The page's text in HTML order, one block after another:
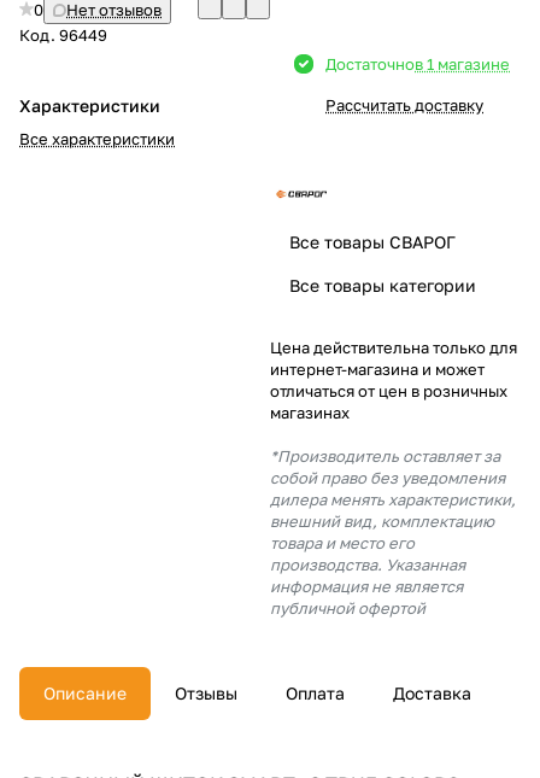
0
Нет отзывов
Код. 96449
Характеристики
Все характеристики
Достаточнов 1 магазине
Рассчитать доставку
Все товары СВАРОГ
Все товары категории
Цена действительна только для
интернет-магазина и может
отличаться от цен в розничных
магазинах
*Производитель оставляет за
собой право без уведомления
дилера менять характеристики,
внешний вид, комплектацию
товара и место его
производства. Указанная
информация не является
публичной офертой
Описание Отзывы Оплата Доставка
% картой любого банка
% будут
с вашей карты
раз в 2